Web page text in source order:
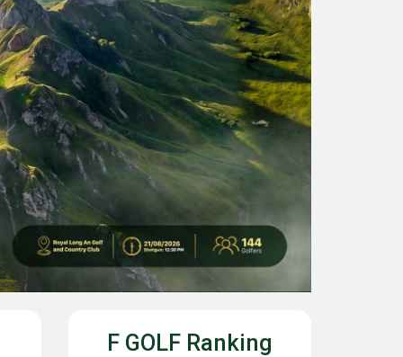
F GOLF Ranking